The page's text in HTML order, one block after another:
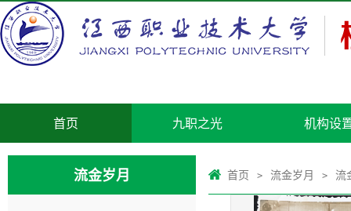
首页 九职之光 机构设
流金岁月 首页 > 流金岁月 > 流